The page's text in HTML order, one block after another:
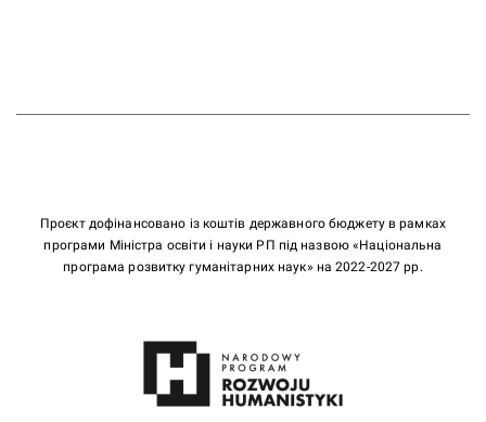
Проєкт дофінансовано із коштів державного бюджету в рамках
програми Міністра освіти і науки РП під назвою «Національна
програма розвитку гуманітарних наук» на 2022-2027 рр.